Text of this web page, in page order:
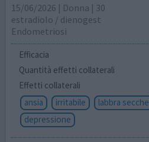
15/06/2026 | Donna | 30
estradiolo / dienogest
Endometriosi
Efficacia
Quantità effetti collaterali
Effetti collaterali
ansia
irritabile labbra secche
depressione